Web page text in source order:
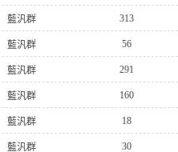
藍汎群 313
藍汎群 56
藍汎群 291
藍汎群 160
藍汎群 18
藍汎群 30